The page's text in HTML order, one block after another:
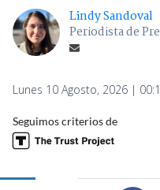
Lindy Sandoval
Periodista de
Lunes 10 Agosto, 2026 |
Seguimos criterios de